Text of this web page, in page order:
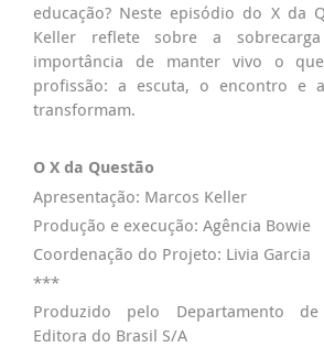
educação? Neste episódio do X da
Keller reflete sobre a
importância de manter vivo o
profissão: a escuta, o encontro e
transformam.
O X da Questão
Apresentação: Marcos Keller
Produção e execução: Agência Bowie
Coordenação do Projeto: Livia Garcia
***
Produzido pelo Departamento
Editora do Brasil S/A